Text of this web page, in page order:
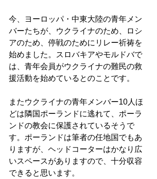
今、ヨーロッパ・中東大陸の青年メン
バーたちが、ウクライナのため、ロシ
アのため、停戦のためにリレー祈祷を
始めました。スロバキアやモルドバで
は、青年会員がウクライナの難民の救
援活動を始めているとのことです。
またウクライナの青年メンバー10人ほ
どは隣国ポーランドに逃れて、ポーラ
ンドの教会に保護されているそうで
す。ポーランドは筆者の任地国でもあ
りますが、ヘッドコーターはかなり広
いスペースがありますので、十分収容
できると思います。